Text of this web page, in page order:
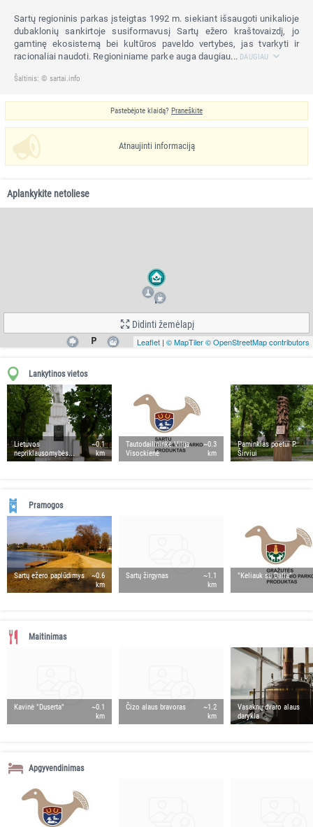
Sartų regioninis parkas įsteigtas 1992 m. siekiant išsaugoti unikalioje
dubaklonių sankirtoje susiformavusį Sartų ežero kraštovaizdį, jo
gamtinę ekosistemą bei kultūros paveldo vertybes, jas tvarkyti ir
racionaliai naudoti. Regioniniame parke auga daugiau... DAUGIAU
Šaltinis: © sartai.info
Pastebėjote klaidą? Praneškite
Atnaujinti informaciją
Aplankykite netoliese
Leaflet | © MapTiler© OpenStreetMap contributors
Didinti žemėlapį
Lankytinos vietos
Lietuvos
nepriklausomybės...
~0.1
km
Tautodailininkė Vilija
Visockienė
~0.3
km
Paminklas poetui P.
Širviui
Pramogos
Sartų ežero paplūdimys
~0.6
km
Sartų žirgynas
~1.1
km
"Keliauk su Dalia"
Maitinimas
Kavinė "Duserta"
~0.1
km
Čizo alaus bravoras
~1.2
km
Vasaknų dvaro alaus
darykla
Apgyvendinimas